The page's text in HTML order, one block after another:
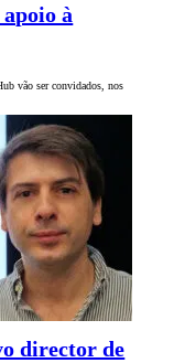
à
vão ser convidados, nos
director de